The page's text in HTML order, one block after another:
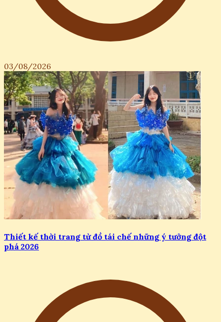
03/08/2026
Thiết kế thời trang từ đồ tái chế những ý tưởng đột
phá 2026